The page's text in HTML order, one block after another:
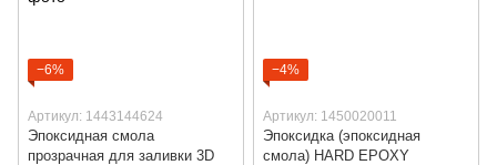
−6%
Артикул: 1443144624
Эпоксидная смола
прозрачная для заливки 3D
−4%
Артикул: 1450020011
Эпоксидка (эпоксидная
смола) HARD EPOXY